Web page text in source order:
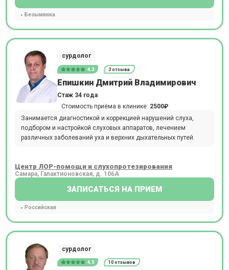
Безымянка
сурдолог
4.3 3 отзыва
Епишкин Дмитрий Владимирович
Стаж 34 года
Стоимость приёма в клинике: 2500₽
Занимается диагностикой и коррекцией нарушений слуха,
подбором и настройкой слуховых аппаратов, лечением
различных заболеваний уха и верхних дыхательных путей.
Центр ЛОР-помощи и слухопротезирования
Самара, Галактионовская, д. 106А
ЗАПИСАТЬСЯ НА ПРИЕМ
Российская
сурдолог
4.5 10 отзывов